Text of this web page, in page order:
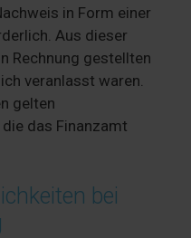
in Form einer
Aus dieser
Rechnung gestellten
veranlasst waren.
gelten
das Finanzamt
bei